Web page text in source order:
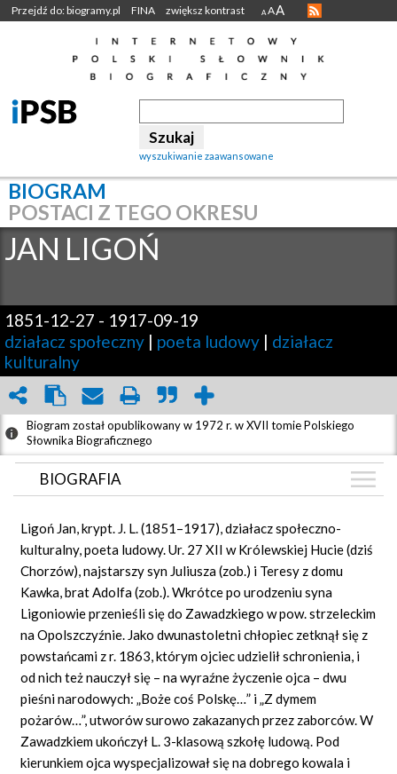
Przejdź do: biogramy.pl FINA zwiększ kontrast A AA
wyszukiwanie zaawansowane
BIOGRAM
POSTACI Z TEGO OKRESU
JAN LIGOŃ
1851-12-27 - 1917-09-19
działacz społeczny | poeta ludowy | działacz
kulturalny
Biogram został opublikowany w 1972 r. w XVII tomie Polskiego
Słownika Biograficznego
BIOGRAFIA
GRAF POWIĄZAŃ
DYSKUSJA
Ligoń Jan, krypt. J. L. (1851–1917), działacz społeczno-
kulturalny, poeta ludowy. Ur. 27 XII w Królewskiej Hucie (dziś
Chorzów), najstarszy syn Juliusza (zob.) i Teresy z domu
Kawka, brat Adolfa (zob.). Wkrótce po urodzeniu syna
Ligoniowie przenieśli się do Zawadzkiego w pow. strzeleckim
na Opolszczyźnie. Jako dwunastoletni chłopiec zetknął się z
powstańcami z r. 1863, którym ojciec udzielił schronienia, i
od nich też nauczył się – na wyraźne życzenie ojca – dwu
pieśni narodowych: „Boże coś Polskę…” i „Z dymem
pożarów…”, utworów surowo zakazanych przez zaborców. W
Zawadzkiem ukończył L. 3-klasową szkołę ludową. Pod
kierunkiem ojca wyspecjalizował się na dobrego kowala i